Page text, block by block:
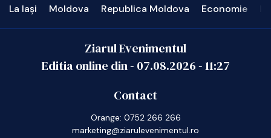
La Iași Moldova Republica Moldova Economie
Ziarul Evenimentul
Editia online din - 07.08.2026-11:27
Contact
Orange: 0752 266 266
marketing@ziarulevenimentul.ro